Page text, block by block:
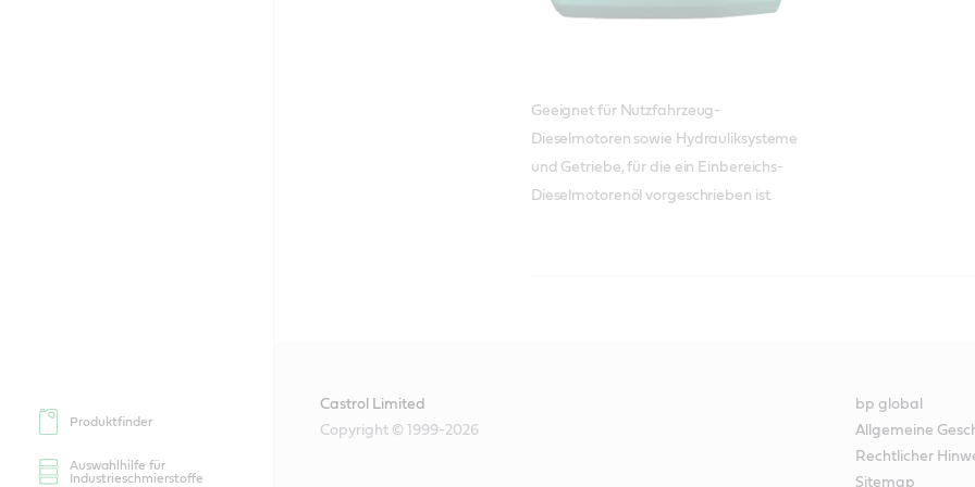
Produktfinder
Auswahlhilfe für
Industrieschmierstoffe
Geeignet für Nutzfahrzeug-
Dieselmotoren sowie Hydrauliksysteme
und Getriebe, für die ein Einbereichs-
Dieselmotorenöl vorgeschrieben ist.
Castrol Limited
Copyright © 1999-2026
bp global
Allgemeine
Rechtlicher
Sitemap